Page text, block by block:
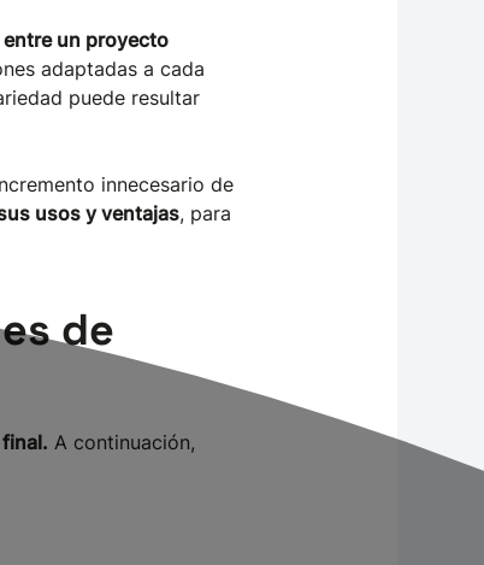
un proyecto
adaptadas a cada
puede resultar
innecesario de
usos y ventajas, para
de
A continuación,